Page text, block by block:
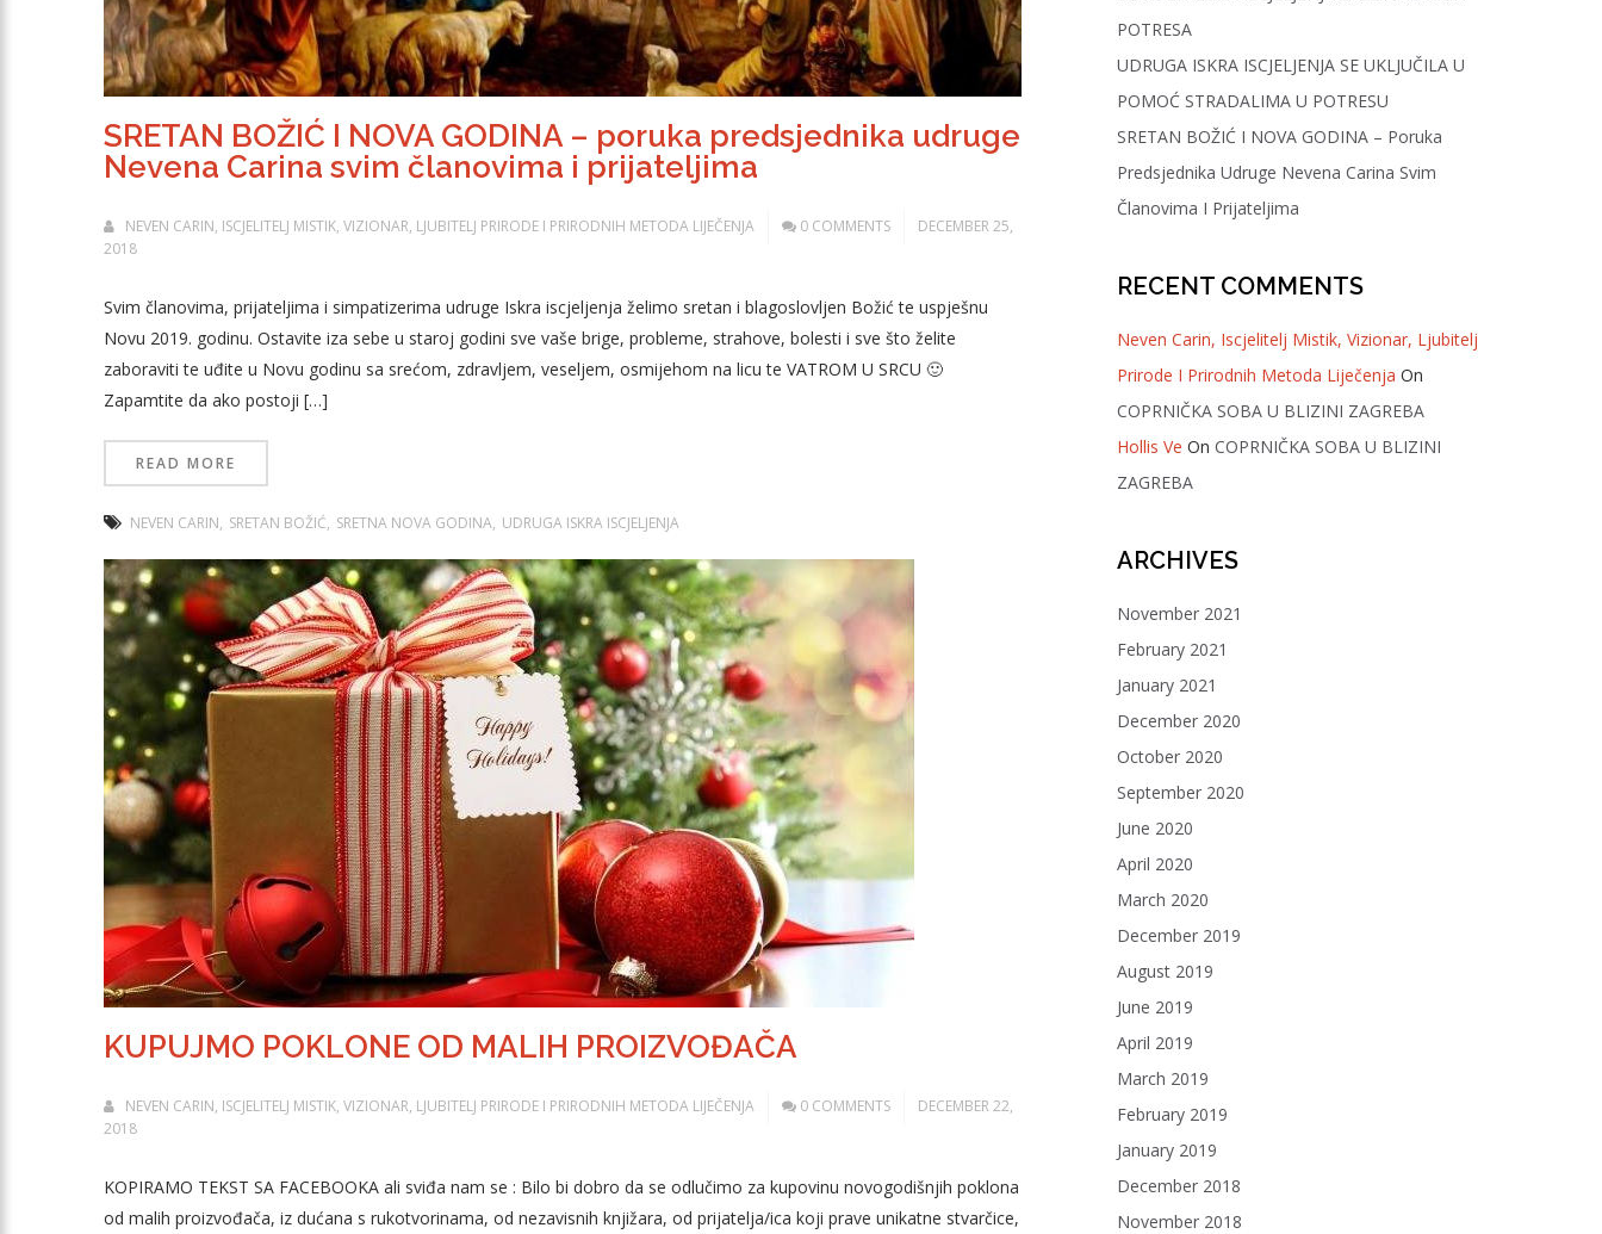
SRETAN BOŽIĆ I NOVA GODINA – poruka predsjednika udruge
Nevena Carina svim članovima i prijateljima
NEVEN CARIN, ISCJELITELJ MISTIK, VIZIONAR, LJUBITELJ PRIRODE I PRIRODNIH METODA LIJEČENJA 0 COMMENTS
DECEMBER 25,
2018
Svim članovima, prijateljima i simpatizerima udruge Iskra iscjeljenja želimo sretan i blagoslovljen Božić te uspješnu
Novu 2019. godinu. Ostavite iza sebe u staroj godini sve vaše brige, probleme, strahove, bolesti i sve što želite
zaboraviti te uđite u Novu godinu sa srećom, zdravljem, veseljem, osmijehom na licu te VATROM U SRCU 🙂
Zapamtite da ako postoji […]
READ MORE
NEVEN CARIN SRETAN BOŽIĆ SRETNA NOVA GODINA UDRUGA ISKRA ISCJELJENJA
KUPUJMO POKLONE OD MALIH PROIZVOĐAČA
NEVEN CARIN, ISCJELITELJ MISTIK, VIZIONAR, LJUBITELJ PRIRODE I PRIRODNIH METODA LIJEČENJA 0 COMMENTS
DECEMBER 22,
2018
KOPIRAMO TEKST SA FACEBOOKA ali sviđa nam se : Bilo bi dobro da se odlučimo za kupovinu novogodišnjih poklona
od malih proizvođača, iz dućana s rukotvorinama, od nezavisnih knjižara, od prijatelja/ica koji prave unikatne stvarčice,
POTRESA
UDRUGA ISKRA ISCJELJENJA SE UKLJUČILA U
POMOĆ STRADALIMA U POTRESU
SRETAN BOŽIĆ I NOVA GODINA – Poruka
Predsjednika Udruge Nevena Carina Svim
Članovima I Prijateljima
RECENT COMMENTS
Neven Carin, Iscjelitelj Mistik, Vizionar, Ljubitelj
Prirode I Prirodnih Metoda Liječenja On
COPRNIČKA SOBA U BLIZINI ZAGREBA
Hollis Ve On COPRNIČKA SOBA U BLIZINI
ZAGREBA
ARCHIVES
November 2021
February 2021
January 2021
December 2020
October 2020
September 2020
June 2020
April 2020
March 2020
December 2019
August 2019
June 2019
April 2019
March 2019
February 2019
January 2019
December 2018
November 2018